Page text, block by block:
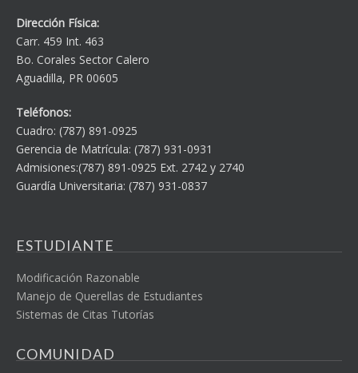
Dirección Física:
Carr. 459 Int. 463
Bo. Corales Sector Calero
Aguadilla, PR 00605
Teléfonos:
Cuadro: (787) 891-0925
Gerencia de Matrícula: (787) 931-0931
Admisiones:(787) 891-0925 Ext. 2742 y 2740
Guardía Universitaria: (787) 931-0837
ESTUDIANTE
Modificación Razonable
Manejo de Querellas de Estudiantes
Sistemas de Citas Tutorías
COMUNIDAD